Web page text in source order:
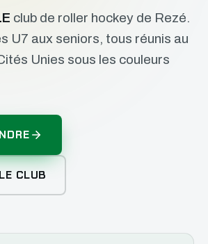
club de roller hockey de Rezé.
U7 aux seniors, tous réunis au
Unies sous les couleurs
CLUB